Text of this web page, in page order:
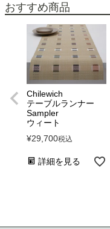
おすすめ商品
Chilewich
テーブルランナー
Sampler
ウィート
¥29,700税込
詳細を見る